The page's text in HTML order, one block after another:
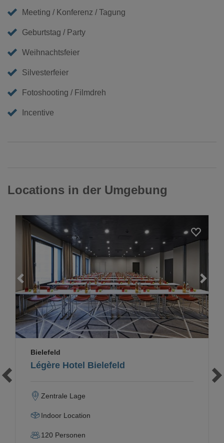
Meeting / Konferenz / Tagung
Geburtstag / Party
Weihnachtsfeier
Silvesterfeier
Fotoshooting / Filmdreh
Incentive
Locations in der Umgebung
Loading...
Légère Hotel Bielefeld
Bielefeld
Zentrale Lage
Indoor Location
120 Personen